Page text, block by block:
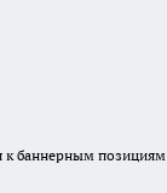
к баннерным позициям